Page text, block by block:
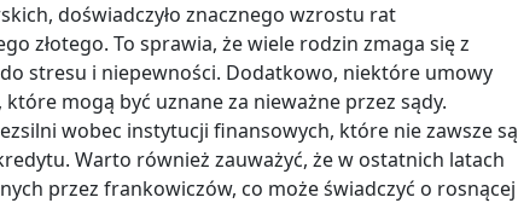
doświadczyło znacznego wzrostu rat
złotego. To sprawia, że wiele rodzin zmaga się z
stresu i niepewności. Dodatkowo, niektóre umowy
mogą być uznane za nieważne przez sądy.
wobec instytucji finansowych, które nie zawsze są
Warto również zauważyć, że w ostatnich latach
przez frankowiczów, co może świadczyć o rosnącej